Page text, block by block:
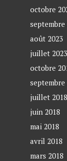
octobre
septembre
août 2023
juillet 2023
octobre
septembre
juillet 2018
juin 2018
mai 2018
avril 2018
mars 2018